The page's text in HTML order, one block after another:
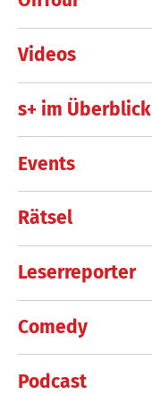
Videos
s+ im Überblick
Events
Rätsel
Leserreporter
Comedy
Podcast